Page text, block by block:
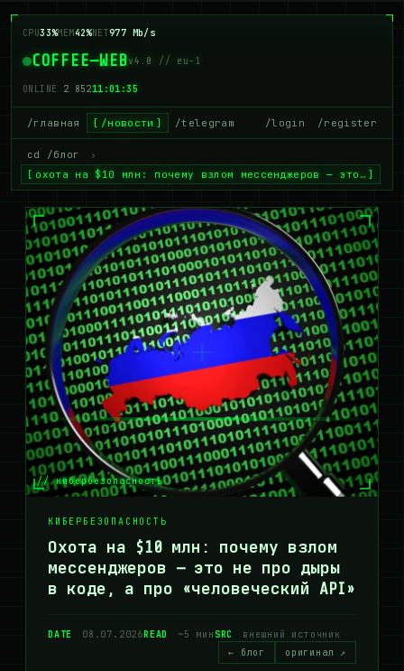
CPU28%MEM41%NET973 Mb/s
COFFEE—WEBv4.0 // eu-1
ONLINE 2 84511:01:36
/главная /новости /telegram /login /register
cd /блог
›
охота на $10 млн: почему взлом мессенджеров — это…
// кибербезопасность
КИБЕРБЕЗОПАСНОСТЬ
Охота на $10 млн: почему взлом
мессенджеров — это не про дыры
в коде, а про «человеческий API»
DATE 08.07.2026READ ~5 минSRC
внешний источник
← блог
оригинал ↗